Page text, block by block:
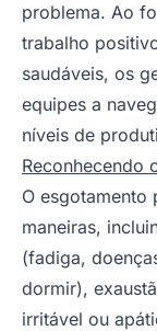
problema. Ao
trabalho
saudáveis, os
equipes a
níveis de
Reconhecendo
O esgotamento
maneiras,
(fadiga,
dormir),
irritável ou